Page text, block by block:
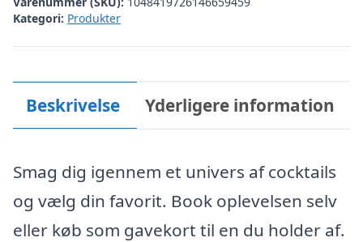
Kategori: Produkter
Beskrivelse Yderligere information
Smag dig igennem et univers af cocktails
og vælg din favorit. Book oplevelsen selv
eller køb som gavekort til en du holder af.